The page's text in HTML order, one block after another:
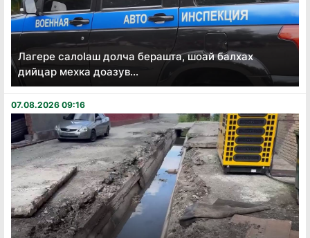
Лагере салоӏаш долча берашта, шоай балхах
дийцар мехка доазув...
07.08.2026 09:16